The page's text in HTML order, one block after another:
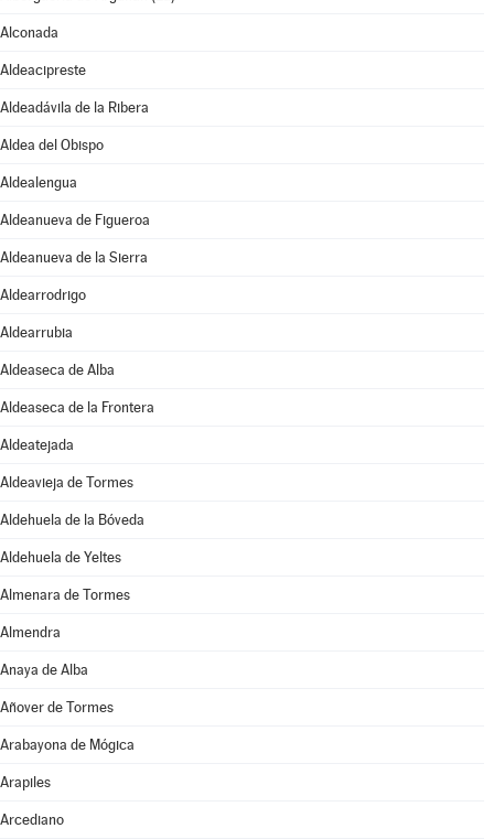
Alconada
Aldeacipreste
Aldeadávila de la Ribera
Aldea del Obispo
Aldealengua
Aldeanueva de Figueroa
Aldeanueva de la Sierra
Aldearrodrigo
Aldearrubia
Aldeaseca de Alba
Aldeaseca de la Frontera
Aldeatejada
Aldeavieja de Tormes
Aldehuela de la Bóveda
Aldehuela de Yeltes
Almenara de Tormes
Almendra
Anaya de Alba
Añover de Tormes
Arabayona de Mógica
Arapiles
Arcediano